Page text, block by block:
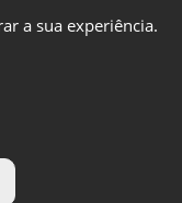
a sua experiência.